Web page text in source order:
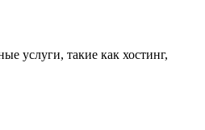
услуги, такие как хостинг,